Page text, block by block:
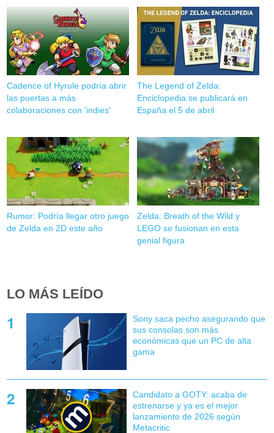
Cadence of Hyrule podría abrir
las puertas a más
colaboraciones con 'indies'
The Legend of Zelda:
Enciclopedia se publicará en
España el 5 de abril
Rumor: Podría llegar otro juego
de Zelda en 2D este año
Zelda: Breath of the Wild y
LEGO se fusionan en esta
genial figura
LO MÁS LEÍDO
Sony saca pecho asegurando que
sus consolas son más
económicas que un PC de alta
gama
Candidato a GOTY: acaba de
estrenarse y ya es el mejor
lanzamiento de 2026 según
Metacritic